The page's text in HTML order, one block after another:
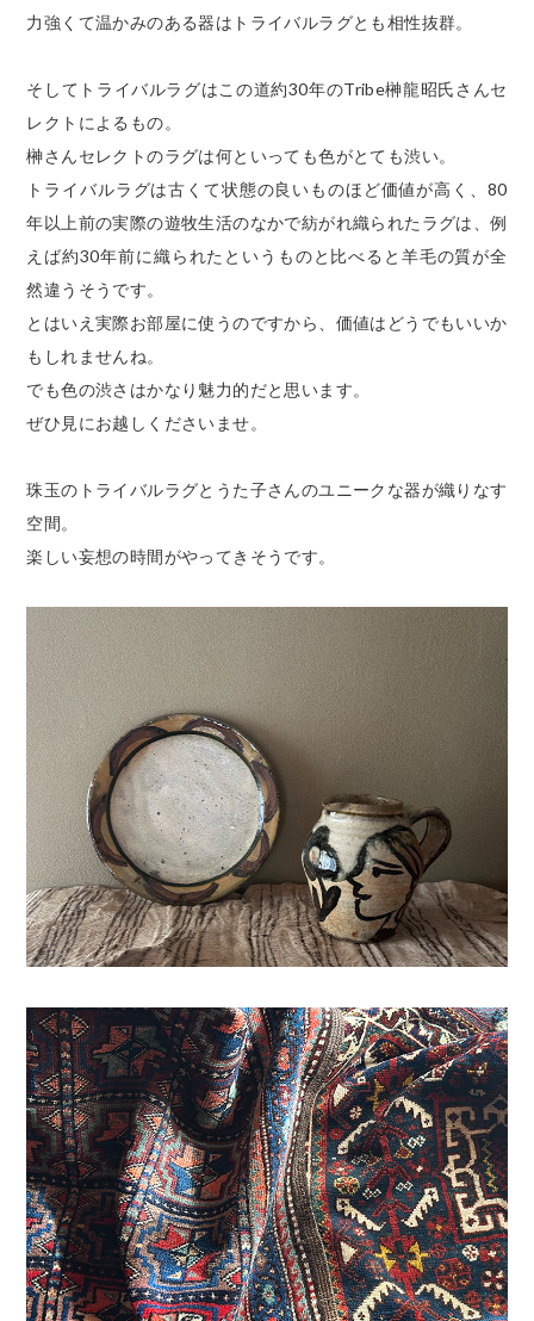
力強くて温かみのある器はトライバルラグとも相性抜群。
そしてトライバルラグはこの道約30年のTribe榊龍昭氏さんセ
レクトによるもの。
榊さんセレクトのラグは何といっても色がとても渋い。
トライバルラグは古くて状態の良いものほど価値が高く、80
年以上前の実際の遊牧生活のなかで紡がれ織られたラグは、例
えば約30年前に織られたというものと比べると羊毛の質が全
然違うそうです。
とはいえ実際お部屋に使うのですから、価値はどうでもいいか
もしれませんね。
でも色の渋さはかなり魅力的だと思います。
ぜひ見にお越しくださいませ。
珠玉のトライバルラグとうた子さんのユニークな器が織りなす
空間。
楽しい妄想の時間がやってきそうです。